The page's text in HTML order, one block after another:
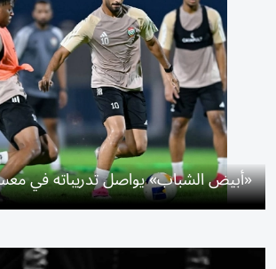
«أبيض الشباب» يواصل تدريباته في